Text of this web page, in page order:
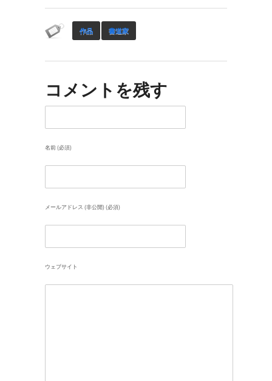
作品 書道家
コメントを残す
名前 (必須)
メールアドレス (非公開) (必須)
ウェブサイト